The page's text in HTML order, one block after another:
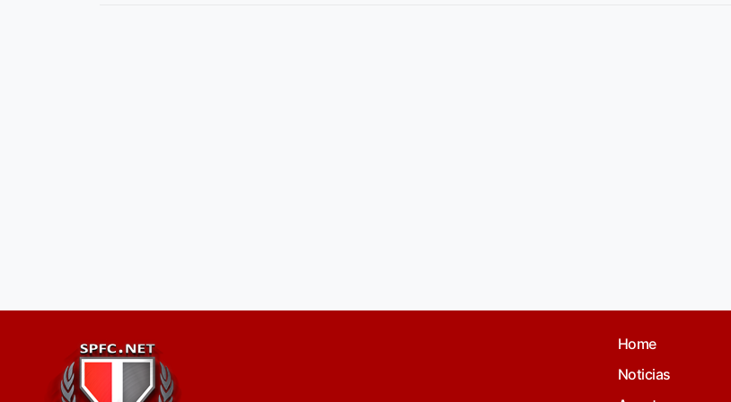
Home
Noticias